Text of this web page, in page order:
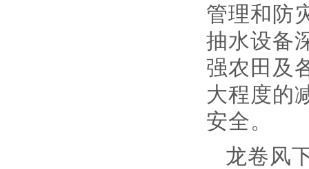
管理和防
抽水设备
强农田及
大程度的
安全。
龙卷风